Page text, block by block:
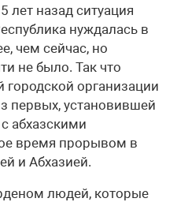
лет назад ситуация
нуждалась в
чем сейчас, но
не было. Так что
городской организации
первых, установившей
абхазскими
время прорывом в
и Абхазией.
людей, которые